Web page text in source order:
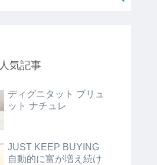
人気記事
ディグニタット ブリュ
ット ナチュレ
JUST KEEP BUYING
自動的に富が増え続け